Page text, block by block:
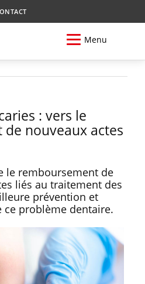
Menu
: vers le
nouveaux actes
le remboursement de
liés au traitement des
prévention et
ce problème dentaire.